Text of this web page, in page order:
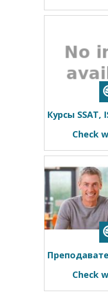
Check
Check